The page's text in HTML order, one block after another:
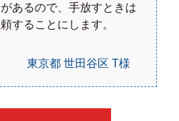
あるので、手放すときは
することにします。
東京都 世田谷区 T様